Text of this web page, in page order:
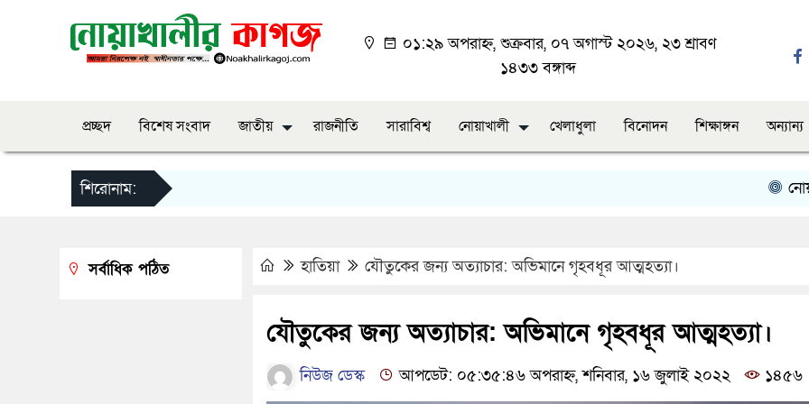
০১:২৯ অপরাহ্ন, শুক্রবার, ০৭ অগাস্ট ২০২৬, ২৩ শ্রাবণ
১৪৩৩ বঙ্গাব্দ
প্রচ্ছদ বিশেষ সংবাদ জাতীয় রাজনীতি সারাবিশ্ব নোয়াখালী খেলাধুলা বিনোদন শিক্ষাঙ্গন অন্যান্য
শিরোনাম:
হাতিয়া যৌতুকের জন্য অত্যাচার: অভিমানে গৃহবধূর আত্মহত্যা।
যৌতুকের জন্য অত্যাচার: অভিমানে গৃহবধূর আত্মহত্যা।
নিউজ ডেস্ক আপডেট: ০৫:৩৫:৪৬ অপরাহ্ন, শনিবার, ১৬ জুলাই ২০২২ ১৪৫৬
সর্বাধিক পঠিত